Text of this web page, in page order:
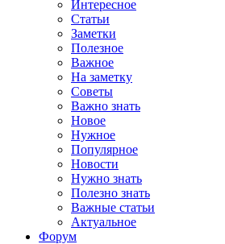
Интересное
Статьи
Заметки
Полезное
Важное
На заметку
Советы
Важно знать
Новое
Нужное
Популярное
Новости
Нужно знать
Полезно знать
Важные статьи
Актуальное
Форум